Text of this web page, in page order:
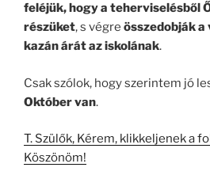
feléjük, hogy a teherviselésből
részüket, s végre összedobják
kazán árát az iskolának.
Csak szólok, hogy szerintem jó
Október van.
T. Szülők, Kérem, klikkeljenek a
Köszönöm!